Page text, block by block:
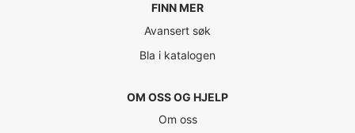
FINN MER
Avansert søk
Bla i katalogen
OM OSS OG HJELP
Om oss